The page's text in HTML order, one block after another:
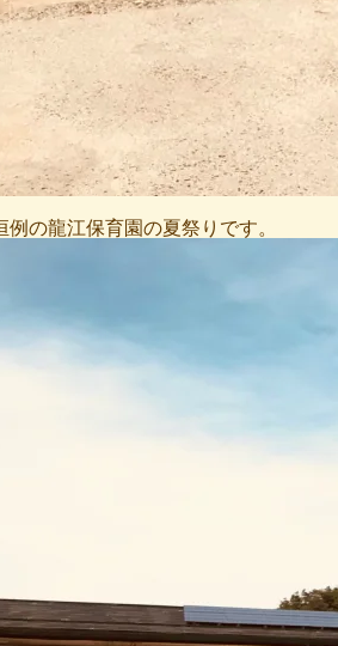
例の龍江保育園の夏祭りです。